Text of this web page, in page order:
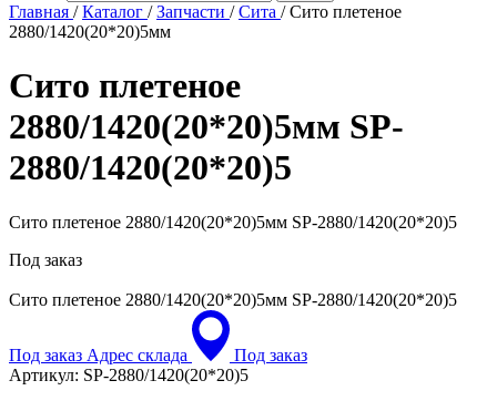
Главная /Каталог /Запчасти /Сита /Сито плетеное
2880/1420(20*20)5мм
Сито плетеное
2880/1420(20*20)5мм SP-
2880/1420(20*20)5
Сито плетеное 2880/1420(20*20)5мм SP-2880/1420(20*20)5
Под заказ
Сито плетеное 2880/1420(20*20)5мм SP-2880/1420(20*20)5
Под заказ Адрес склада
Под заказ
Артикул: SP-2880/1420(20*20)5